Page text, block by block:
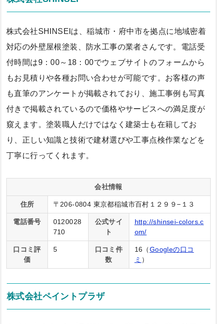
株式会社SHINSEIは、稲城市・府中市を拠点に地域密着
対応の外壁屋根塗装、防水工事の業者さんです。電話受
付時間は9：00～18：00でウェブサイトのフォームから
もお見積りや各種お問い合わせが可能です。お客様の声
も直筆のアンケートが掲載されており、施工事例も写真
付きで掲載されているので価格やサービスへの満足度が
窺えます。塗装職人だけではなく建築士も在籍してお
り、正しい知識と技術で建材選びや工事点検作業などを
丁寧に行ってくれます。
会社情報
住所 〒206-0804 東京都稲城市百村１２９９−１３
電話番号
0120028
710
公式サイ
ト
http://shinsei-colors.c
om/
口コミ評
価
5
口コミ件
数
16（Googleの口コ
ミ ）
株式会社ペイントプラザ